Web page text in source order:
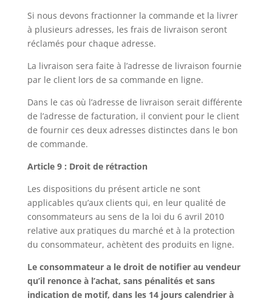
Si nous devons fractionner la commande et la livrer
à plusieurs adresses, les frais de livraison seront
réclamés pour chaque adresse.
La livraison sera faite à l’adresse de livraison fournie
par le client lors de sa commande en ligne.
Dans le cas où l’adresse de livraison serait différente
de l’adresse de facturation, il convient pour le client
de fournir ces deux adresses distinctes dans le bon
de commande.
Article 9 : Droit de rétraction
Les dispositions du présent article ne sont
applicables qu’aux clients qui, en leur qualité de
consommateurs au sens de la loi du 6 avril 2010
relative aux pratiques du marché et à la protection
du consommateur, achètent des produits en ligne.
Le consommateur a le droit de notifier au vendeur
qu’il renonce à l’achat, sans pénalités et sans
indication de motif, dans les 14 jours calendrier à